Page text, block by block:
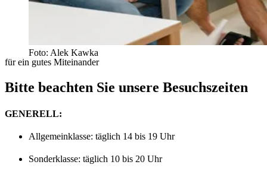
Foto: Alek Kawka
für ein gutes Miteinander
Bitte beachten Sie unsere Besuchszeiten
GENERELL:
Allgemeinklasse: täglich 14 bis 19 Uhr
Sonderklasse: täglich 10 bis 20 Uhr